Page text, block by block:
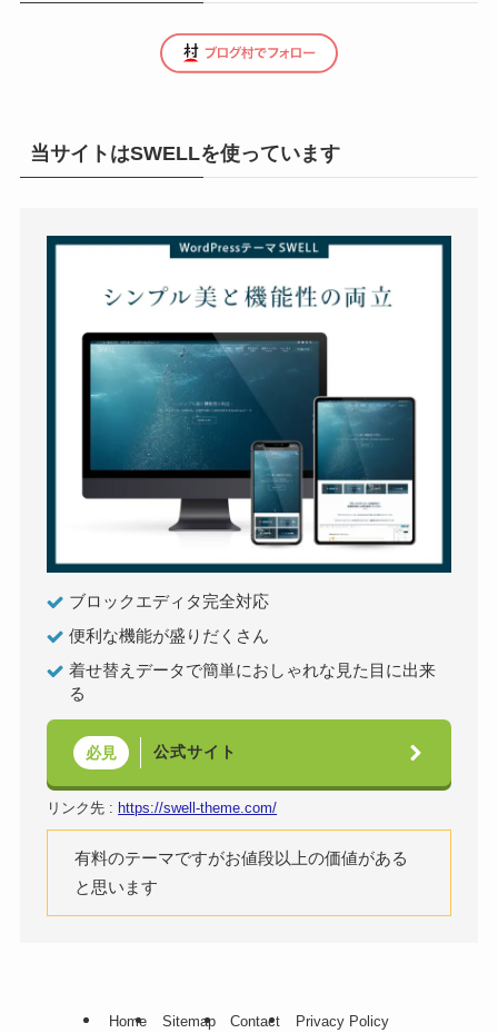
当サイトはSWELLを使っています
ブロックエディタ完全対応
便利な機能が盛りだくさん
着せ替えデータで簡単におしゃれな見た目に出来
る
必見 公式サイト
リンク先 : https://swell-theme.com/
有料のテーマですがお値段以上の価値がある
と思います
Home Sitemap Contact Privacy Policy